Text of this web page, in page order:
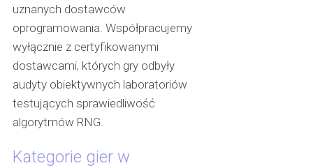
uznanych dostawców
oprogramowania. Współpracujemy
wyłącznie z certyfikowanymi
dostawcami, których gry odbyły
audyty obiektywnych laboratoriów
testujących sprawiedliwość
algorytmów RNG.
Kategorie gier w